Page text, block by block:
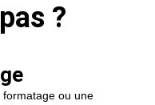
?
ou une